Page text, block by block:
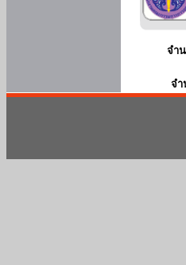
จำน
จำน